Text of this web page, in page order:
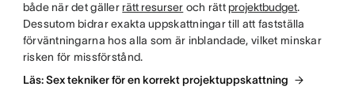
både när det gäller rätt resurser och rätt projektbudget.
Dessutom bidrar exakta uppskattningar till att fastställa
förväntningarna hos alla som är inblandade, vilket minskar
risken för missförstånd.
Läs: Sex tekniker för en korrekt projektuppskattning